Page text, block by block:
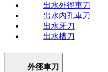
出水外徑車刀
出水內孔車刀
出水牙刀
出水槽刀
外徑車刀